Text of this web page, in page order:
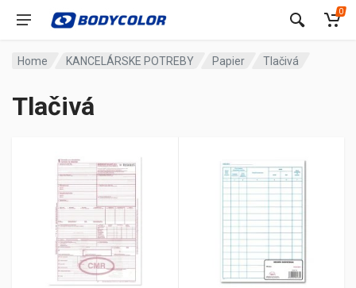
0
Home KANCELÁRSKE POTREBY Papier Tlačivá
Tlačivá